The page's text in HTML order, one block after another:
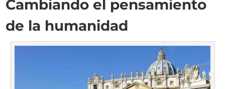
Cambiando el pensamiento
de la humanidad